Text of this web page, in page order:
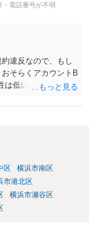
・電話番号が不明
違反なので、もし
そらくアカウントB
は低いかもしれませ
いるゲーム（海外の
区
横浜市南区
市港北区
横浜市瀬谷区